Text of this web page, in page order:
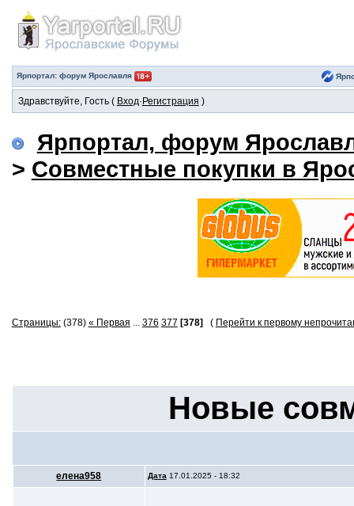
Ярпортал: форум Ярославля
Здравствуйте, Гость ( Вход· Регистрация )
Ярпортал, форум
> Совместные покупки в
Страницы:(378) « Первая ... 376 377 [378] ( Перейти к первому
Новые
елена958 Дата 17.01.2025 - 18:32